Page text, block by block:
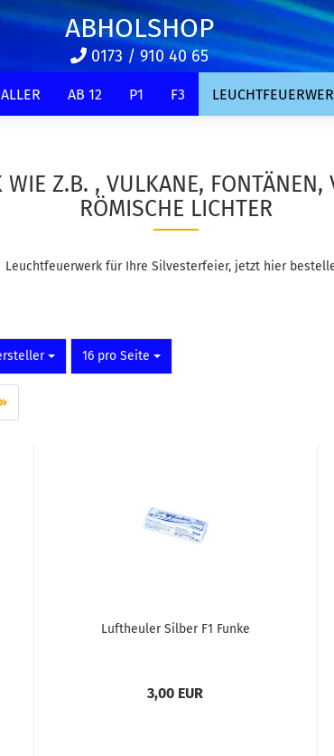
ABHOLSHOP
0173 / 910 40 65
AB 12 P1 F3
WIE Z.B. , VULKANE,
RÖMISCHE LICHTER
Leuchtfeuerwerk für Ihre Silvesterfeier, jetzt hier
16 pro Seite
»
Luftheuler Silber F1 Funke
3,00 EUR